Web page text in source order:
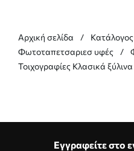
Αρχική σελίδα
Φωτοταπετσαριεσ υφές
Τοιχογραφίες Κλασικά
Εγγραφείτε στο